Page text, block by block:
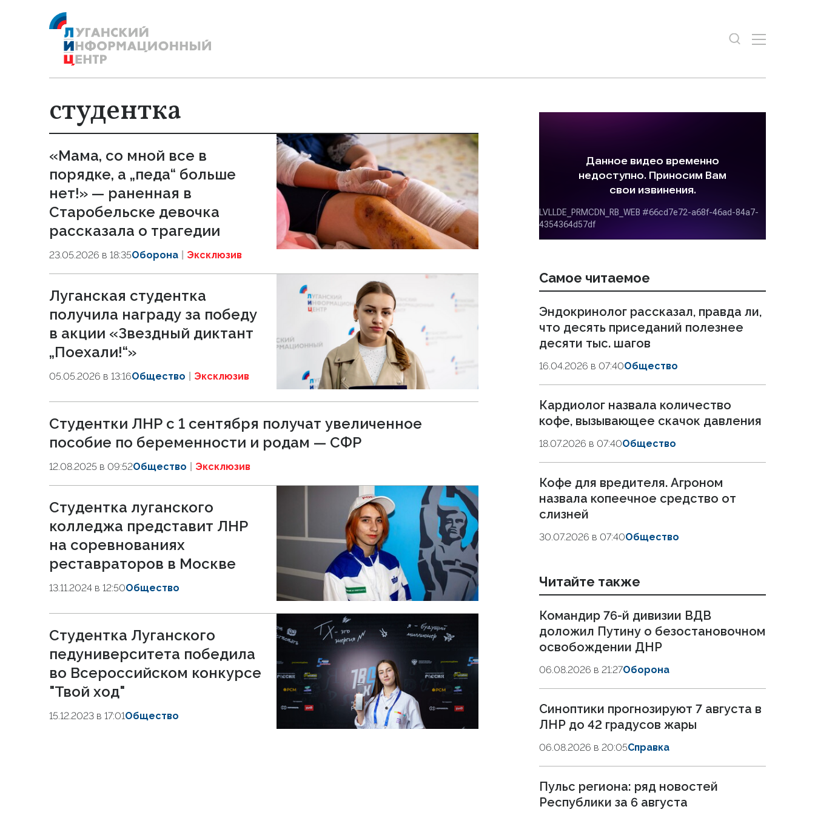
студентка
«Мама, со мной все в
порядке, а „педа“ больше
нет!» — раненная в
Старобельске девочка
рассказала о трагедии
23.05.2026 в 18:35Оборона Эксклюзив
Луганская студентка
получила награду за победу
в акции «Звездный диктант
„Поехали!“»
05.05.2026 в 13:16Общество Эксклюзив
Студентки ЛНР с 1 сентября получат увеличенное
пособие по беременности и родам — СФР
12.08.2025 в 09:52Общество Эксклюзив
Студентка луганского
колледжа представит ЛНР
на соревнованиях
реставраторов в Москве
13.11.2024 в 12:50Общество
Студентка Луганского
педуниверситета победила
во Всероссийском конкурсе
"Твой ход"
15.12.2023 в 17:01Общество
Самое читаемое
Эндокринолог рассказал, правда ли,
что десять приседаний полезнее
десяти тыс. шагов
16.04.2026 в 07:40Общество
Кардиолог назвала количество
кофе, вызывающее скачок давления
18.07.2026 в 07:40Общество
Кофе для вредителя. Агроном
назвала копеечное средство от
слизней
30.07.2026 в 07:40Общество
Читайте также
Командир 76-й дивизии ВДВ
доложил Путину о безостановочном
освобождении ДНР
06.08.2026 в 21:27Оборона
Синоптики прогнозируют 7 августа в
ЛНР до 42 градусов жары
06.08.2026 в 20:05Справка
Пульс региона: ряд новостей
Республики за 6 августа